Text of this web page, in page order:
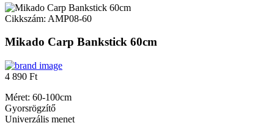
Cikkszám: AMP08-60
Mikado Carp Bankstick 60cm
4 890 Ft
Méret: 60-100cm
Gyorsrögzítő
Univerzális menet